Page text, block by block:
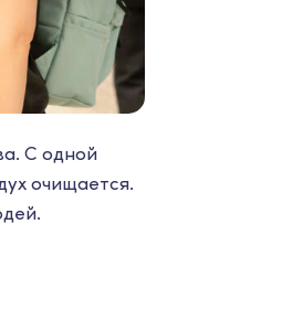
С одной
очищается.